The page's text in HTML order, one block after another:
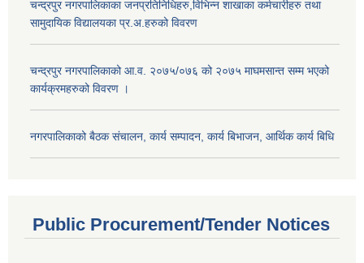
चन्द्रपुर नगरपालिकाका जनप्रतिनिधिहरु,विभिन्न शाखाका कर्मचारीहरु तथा
सामुदायिक विद्यालयका प्र.अ.हरुको विवरण
चन्द्रपुर नगरपालिकाको आ.व. २०७५/०७६ को २०७५ माघमसान्त सम्म भएको
कार्यक्रमहरुको विवरण ।
नगरपालिकाको बैठक संचालन, कार्य सम्पादन, कार्य बिभाजन, आर्थिक कार्य बिधि
Public Procurement/Tender Notices